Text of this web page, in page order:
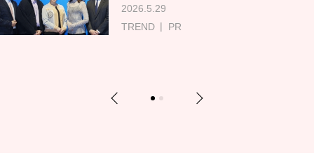
2026.5.29
TREND
PR
Previous 1 2 Next